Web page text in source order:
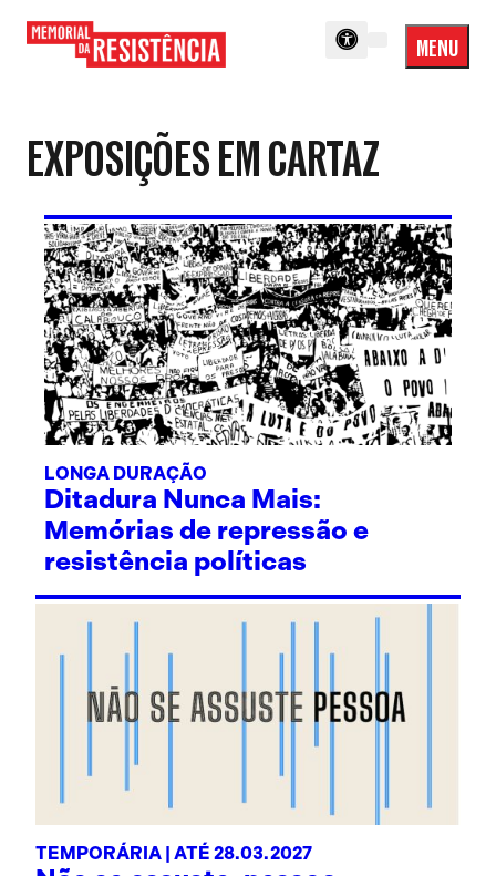
MENU
Menu
EXPOSIÇÕES EM CARTAZ
LONGA DURAÇÃO
Ditadura Nunca Mais:
Memórias de repressão e
resistência políticas
TEMPORÁRIA | ATÉ 28.03.2027